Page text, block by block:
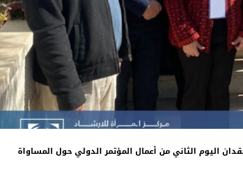
اليوم الثاني من أعمال المؤتمر الدولي حول المساواة